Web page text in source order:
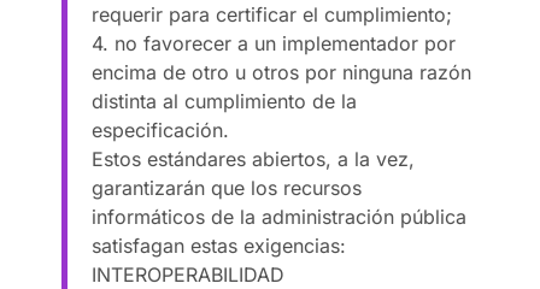
requerir para certificar el cumplimiento;
4. no favorecer a un implementador por
encima de otro u otros por ninguna razón
distinta al cumplimiento de la
especificación.
Estos estándares abiertos, a la vez,
garantizarán que los recursos
informáticos de la administración pública
satisfagan estas exigencias:
INTEROPERABILIDAD